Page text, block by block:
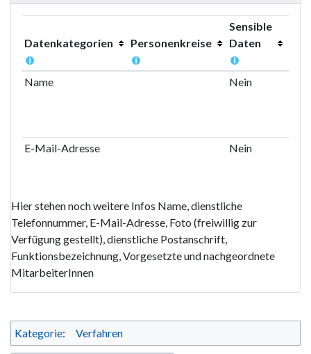
Datenkategorien Personenkreise
Sensible
Daten
Name
Nein
E-Mail-Adresse Nein
Hier stehen noch weitere Infos Name, dienstliche
Telefonnummer, E-Mail-Adresse, Foto (freiwillig zur
Verfügung gestellt), dienstliche Postanschrift,
Funktionsbezeichnung, Vorgesetzte und nachgeordnete
MitarbeiterInnen
Kategorie: Verfahren